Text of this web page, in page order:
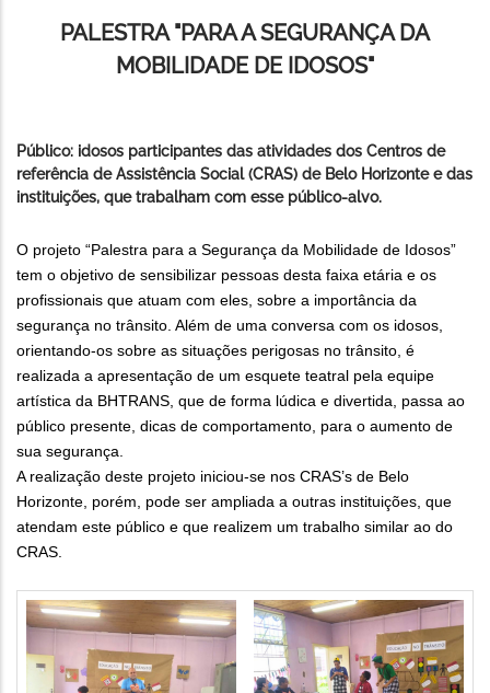
PALESTRA "PARA A SEGURANÇA DA
MOBILIDADE DE IDOSOS"
Público: idosos participantes das atividades dos Centros de
referência de Assistência Social (CRAS) de Belo Horizonte e das
instituições, que trabalham com esse público-alvo.
O projeto “Palestra para a Segurança da Mobilidade de Idosos”
tem o objetivo de sensibilizar pessoas desta faixa etária e os
profissionais que atuam com eles, sobre a importância da
segurança no trânsito. Além de uma conversa com os idosos,
orientando-os sobre as situações perigosas no trânsito, é
realizada a apresentação de um esquete teatral pela equipe
artística da BHTRANS, que de forma lúdica e divertida, passa ao
público presente, dicas de comportamento, para o aumento de
sua segurança.
A realização deste projeto iniciou-se nos CRAS’s de Belo
Horizonte, porém, pode ser ampliada a outras instituições, que
atendam este público e que realizem um trabalho similar ao do
CRAS.